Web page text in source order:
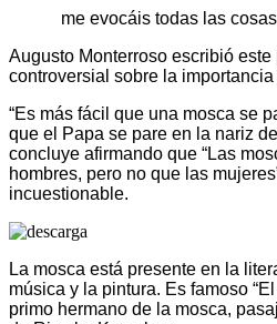
me evocáis todas las
Augusto Monterroso escribió este
controversial sobre la
“Es más fácil que una mosca se
que el Papa se pare en la nariz
concluye afirmando que “Las
hombres, pero no que las
incuestionable.
La mosca está presente en la
música y la pintura. Es famoso
primo hermano de la mosca,